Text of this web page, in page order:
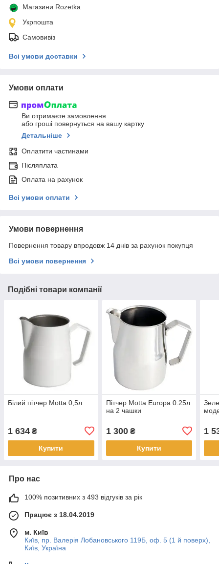
Магазини Rozetka
Укрпошта
Самовивіз
Всі умови доставки
Умови оплати
Ви отримаєте замовлення
або гроші повернуться на вашу картку
Детальніше
Оплатити частинами
Післяплата
Оплата на рахунок
Всі умови оплати
Умови повернення
Повернення товару впродовж 14 днів за рахунок покупця
Всі умови повернення
Подібні товари компанії
Білий пітчер Motta 0,5л
1 634 ₴
Купити
Пітчер Motta Europa 0.25л
на 2 чашки
1 300₴
Купити
1
Про нас
100% позитивних з 493 відгуків за рік
Працює з 18.04.2019
м. Київ
Київ, пр. Валерія Лобановського 119Б, оф. 5 (1 й поверх),
Київ, Україна